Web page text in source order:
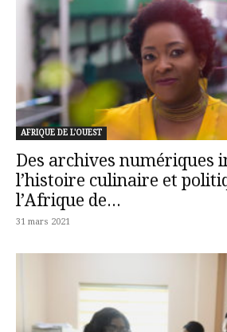
AFRIQUE DE L'OUEST
Des archives numériques
l’histoire culinaire et
l’Afrique de...
31 mars 2021